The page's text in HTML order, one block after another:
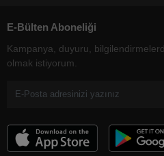
E-Bülten Aboneliği
Kampanya, duyuru,
olmak istiyorum.